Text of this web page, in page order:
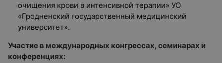
очищения крови в интенсивной терапии» УО
«Гродненский государственный медицинский
университет».
Участие в международных конгрессах, семинарах и
конференциях: